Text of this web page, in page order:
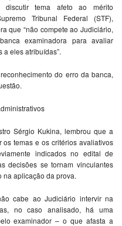
tema afeto ao mérito
Tribunal Federal (STF),
que “não compete ao Judiciário,
examinadora para avaliar
eles atribuídas”.
do erro da banca,
Sérgio Kukina, lembrou que a
temas e os critérios avaliativos
indicados no edital de
decisões se tornam vinculantes
na aplicação da prova.
cabe ao Judiciário intervir na
no caso analisado, há uma
examinador – o que afasta a